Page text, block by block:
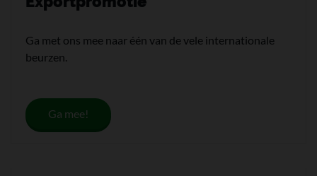
Ga met ons mee naar één van de vele internationale
beurzen.
Ga mee!